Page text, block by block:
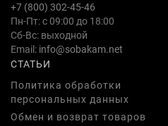
+7 (800) 302-45-46
Пн-Пт: с 09:00 до 18:00
Сб-Вс: выходной
Email: info@sobakam.net
СТАТЬИ
Политика обработки
персональных данных
Обмен и возврат товаров